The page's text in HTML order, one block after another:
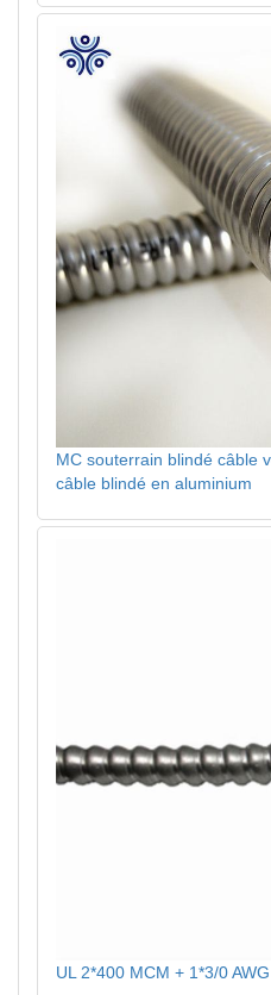
MC souterrain blindé câble
câble blindé en aluminium
UL 2*400 MCM + 1*3/0